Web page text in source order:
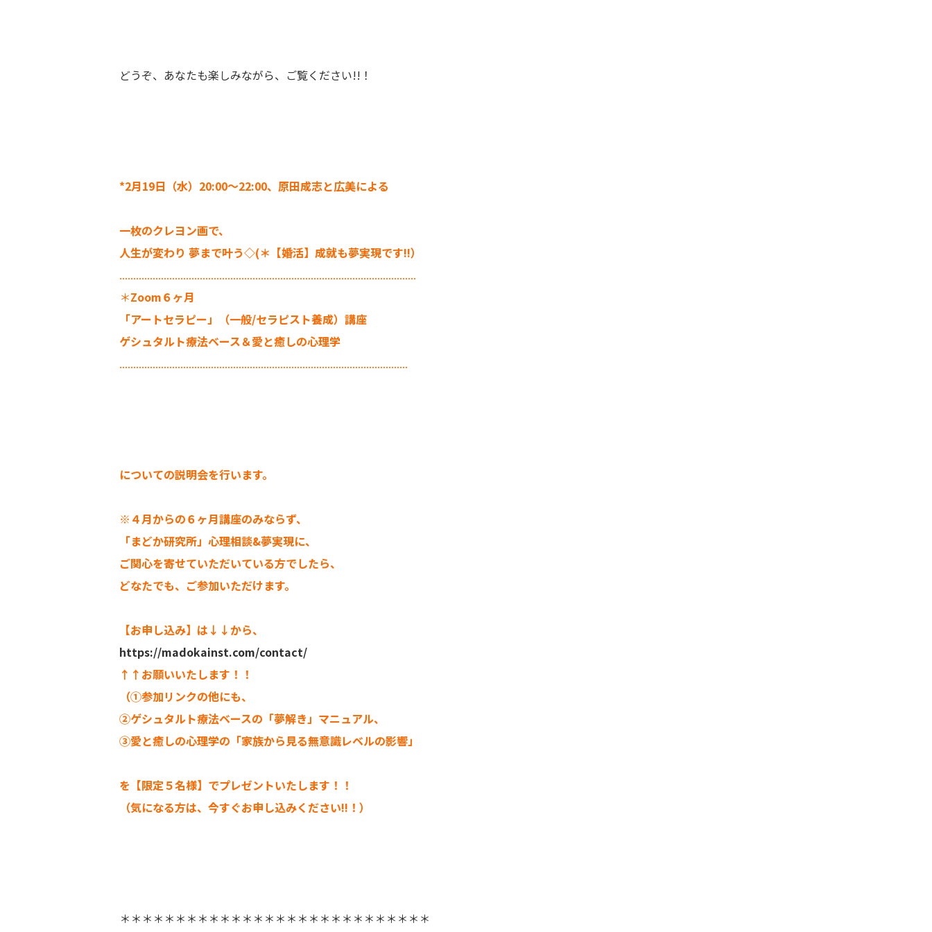
どうぞ、あなたも楽しみながら、ご覧ください!!！
*2月19日（水）20:00〜22:00、原田成志と広美による
一枚のクレヨン画で、
人生が変わり 夢まで叶う◇(＊【婚活】成就も夢実現です!!）
...........................................................................................................
＊Zoom６ヶ月
「アートセラピー」（一般/セラピスト養成）講座
ゲシュタルト療法ベース＆愛と癒しの心理学
........................................................................................................
についての説明会を行います。
※４月からの６ヶ月講座のみならず、
「まどか研究所」心理相談&夢実現に、
ご関心を寄せていただいている方でしたら、
どなたでも、ご参加いただけます。
【お申し込み】は↓↓から、
https://madokainst.com/contact/
↑↑お願いいたします！！
（①参加リンクの他にも、
②ゲシュタルト療法ベースの「夢解き」マニュアル、
③愛と癒しの心理学の「家族から見る無意識レベルの影響」
を【限定５名様】でプレゼントいたします！！
（気になる方は、今すぐお申し込みください!!！）
＊＊＊＊＊＊＊＊＊＊＊＊＊＊＊＊＊＊＊＊＊＊＊＊＊＊＊＊